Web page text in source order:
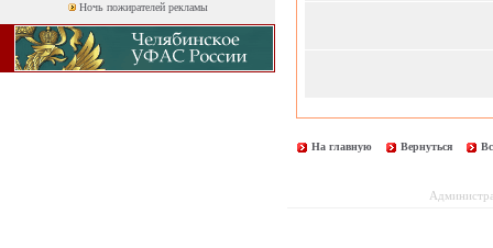
Ночь пожирателей рекламы
На главную Вернуться